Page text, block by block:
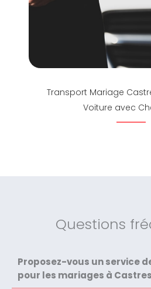
Transport Mariage
Voiture avec
Questions
Proposez-vous un service
pour les mariages à